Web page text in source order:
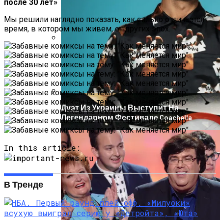
На Донбассе Во Время Тушения
Пожара Погибли Двое Военных
Дуэт Из Украины Выступит На
Легендарном Фестивале Coachella
после 30 лет»
Мы решили наглядно показать, как сильно отличается
время, в котором мы живем, от других эпох.
In this article:
В Тренде